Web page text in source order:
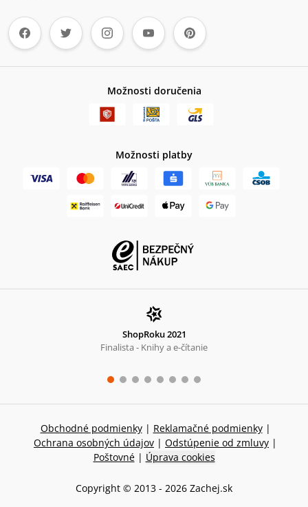
Možnosti doručenia
Možnosti platby
ShopRoku 2021
Finalista - Knihy a e-čítanie
Obchodné podmienky | Reklamačné podmienky |
Ochrana osobných údajov | Odstúpenie od zmluvy |
Poštovné | Úprava cookies
Copyright © 2013 - 2026 Zachej.sk